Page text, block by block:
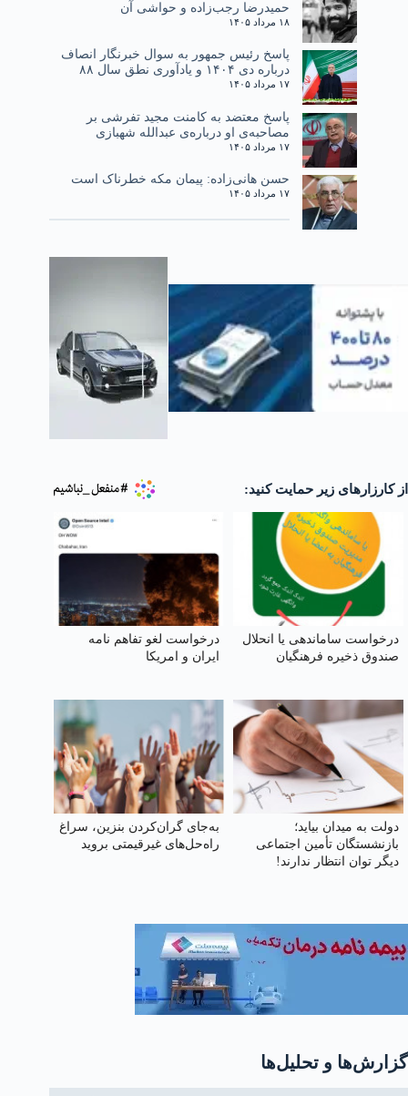
حمیدرضا رجب‌زاده و حواشی آن
۱۸ مرداد ۱۴۰۵
پاسخ رئیس جمهور به سوال خبرنگار انصاف
درباره دی ۱۴۰۴ و یادآوری نطق سال ۸۸
۱۷ مرداد ۱۴۰۵
پاسخ معتضد به کامنت مجید تفرشی بر
مصاحبه‌ی او درباره‌ی عبدالله شهبازی
۱۷ مرداد ۱۴۰۵
حسن هانی‌زاده: پیمان مکه خطرناک است
۱۷ مرداد ۱۴۰۵
از کارزارهای زیر حمایت کنید:
درخواست ساماندهی یا انحلال
صندوق ذخیره فرهنگیان
درخواست لغو تفاهم نامه
ایران و امریکا
دولت به میدان بیاید؛
بازنشستگان تأمین اجتماعی
دیگر توان انتظار ندارند!
به‌جای گران‌کردن بنزین، سراغ
راه‌حل‌های غیرقیمتی بروید
گزارش‌ها و تحلیل‌ها